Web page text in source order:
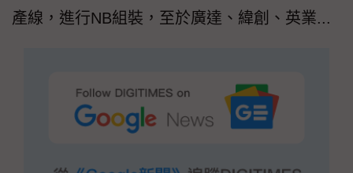
產線，進行NB組裝，至於廣達、緯創、英業...